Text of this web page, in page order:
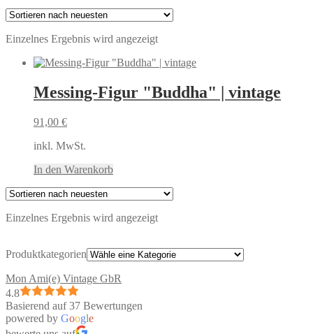
Einzelnes Ergebnis wird angezeigt
Messing-Figur "Buddha" | vintage
91,00 €
inkl. MwSt.
In den Warenkorb
Einzelnes Ergebnis wird angezeigt
Produktkategorien
Mon Ami(e) Vintage GbR
4.8
Basierend auf 37 Bewertungen
powered by Google